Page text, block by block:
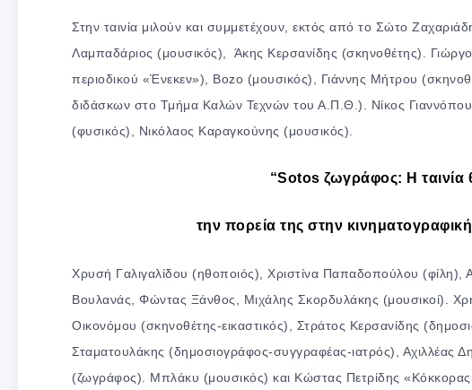
Στην ταινία μιλούν και συμμετέχουν, εκτός από το Σώτο
Λαμπαδάριος (μουσικός), Άκης Κερσανίδης (σκηνοθέτης).
περιοδικού «Ένεκεν»), Bozo (μουσικός), Γιάννης Μήτρου
διδάσκων στο Τμήμα Καλών Τεχνών του Α.Π.Θ.). Νίκος
(φυσικός), Νικόλαος Καραγκούνης (μουσικός).
“Sotos ζωγράφος: Η ταινία
την πορεία της στην
Χρυσή Γαλιγαλίδου (ηθοποιός), Χριστίνα Παπαδοπούλου (φίλη),
Βουλανάς, Φώντας Ξάνθος, Μιχάλης Σκορδυλάκης (μουσικοί).
Οικονόμου (σκηνοθέτης-εικαστικός), Στράτος Κερσανίδης
Σταματουλάκης (δημοσιογράφος-συγγραφέας-ιατρός), Αχιλλέας
(ζωγράφος). Μπλάκυ (μουσικός) και Κώστας Πετρίδης